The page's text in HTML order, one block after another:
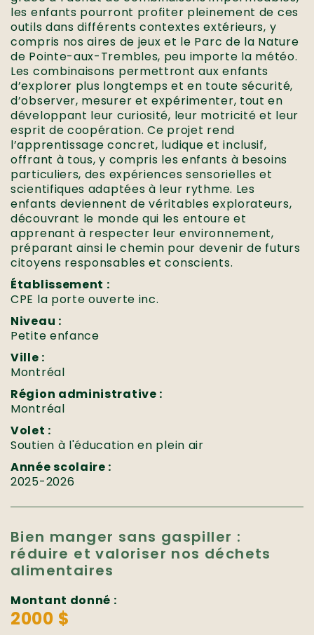
les enfants pourront profiter pleinement de ces
outils dans différents contextes extérieurs, y
compris nos aires de jeux et le Parc de la Nature
de Pointe-aux-Trembles, peu importe la météo.
Les combinaisons permettront aux enfants
d’explorer plus longtemps et en toute sécurité,
d’observer, mesurer et expérimenter, tout en
développant leur curiosité, leur motricité et leur
esprit de coopération. Ce projet rend
l’apprentissage concret, ludique et inclusif,
offrant à tous, y compris les enfants à besoins
particuliers, des expériences sensorielles et
scientifiques adaptées à leur rythme. Les
enfants deviennent de véritables explorateurs,
découvrant le monde qui les entoure et
apprenant à respecter leur environnement,
préparant ainsi le chemin pour devenir de futurs
citoyens responsables et conscients.
Établissement :
CPE la porte ouverte inc.
Niveau :
Petite enfance
Ville :
Montréal
Région administrative :
Montréal
Volet :
Soutien à l'éducation en plein air
Année scolaire :
2025-2026
Bien manger sans gaspiller :
réduire et valoriser nos déchets
alimentaires
Montant donné :
2000 $